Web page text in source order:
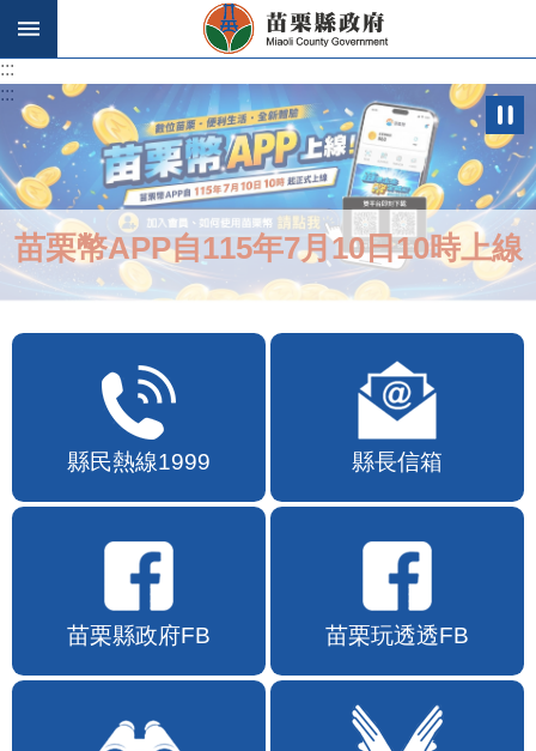
跳到主要內容區塊
:::
:::
苗栗幣APP自115年7月10日10時上線
縣民熱線1999 縣長信箱
苗栗縣政府FB 苗栗玩透透FB